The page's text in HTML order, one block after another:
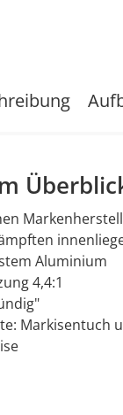
Aluminium
4,4:1
Markisentuch